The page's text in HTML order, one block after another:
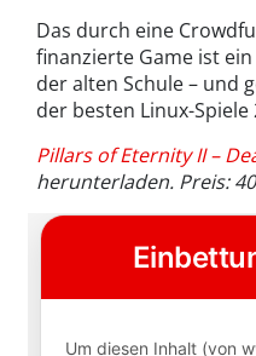
Das durch eine
finanzierte Game ist
der alten Schule – und
der besten Linux-Spiele
Pillars of Eternity II –
herunterladen. Preis: